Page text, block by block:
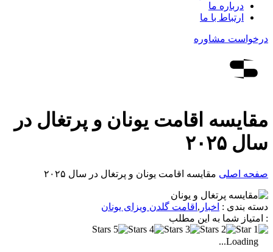
درباره ما
ارتباط‌ با‌ ما
درخواست مشاوره
مقایسه اقامت یونان و پرتغال در
سال ۲۰۲۵
صفحه اصلی مقایسه اقامت یونان و پرتغال در سال ۲۰۲۵
دسته بندی : اخبار , اقامت گلدن ویزای یونان
: امتیاز شما به این مطلب
Loading...